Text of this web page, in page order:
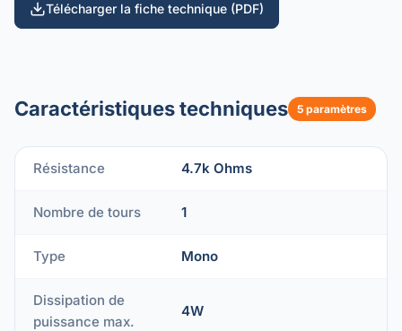
Télécharger la fiche technique (PDF)
Caractéristiques techniques 5 paramètres
Résistance 4.7k Ohms
Nombre de tours 1
Type Mono
Dissipation de
puissance max.
4W